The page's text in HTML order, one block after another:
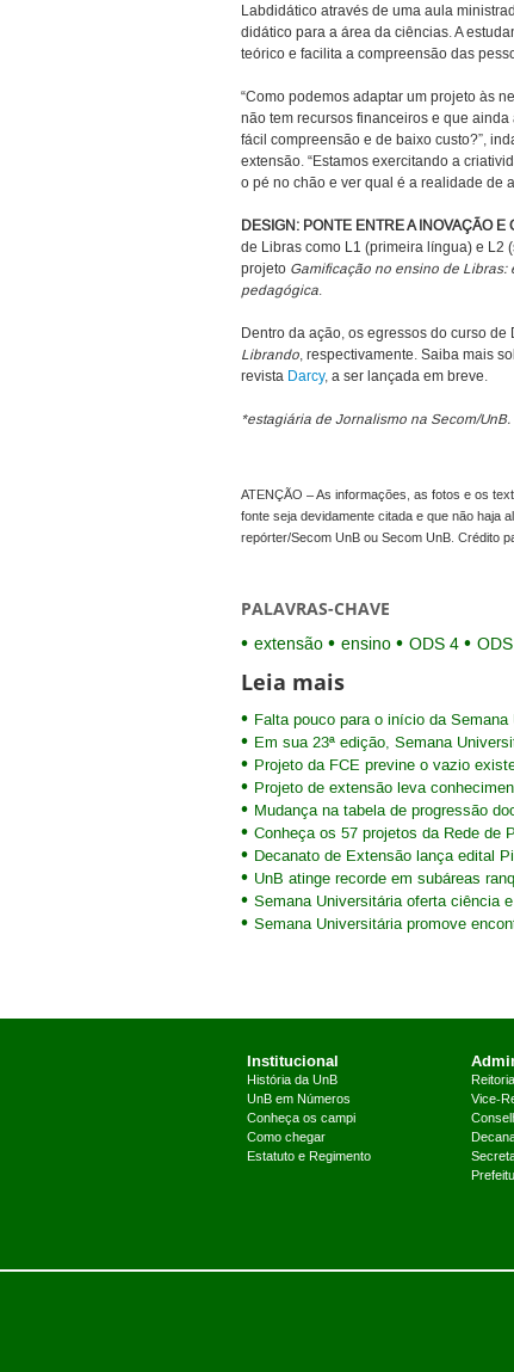
Labdidático através de uma aula
didático para a área da ciências. A
teórico e facilita a compreensão das
“Como podemos adaptar um projeto às
não tem recursos financeiros e que
fácil compreensão e de baixo custo?”,
extensão. “Estamos exercitando a
o pé no chão e ver qual é a realidade de
DESIGN: PONTE ENTRE A INOVAÇÃO E
de Libras como L1 (primeira língua) e L2
projeto Gamificação no ensino de
pedagógica.
Dentro da ação, os egressos do curso
Librando, respectivamente. Saiba mais
revista Darcy, a ser lançada em breve.
*estagiária de Jornalismo na Secom/UnB.
ATENÇÃO – As informações, as fotos e os
fonte seja devidamente citada e que não haja
repórter/Secom UnB ou Secom UnB. Crédito
PALAVRAS-CHAVE
extensão ensino ODS 4
Leia mais
Falta pouco para o início da Semana
Em sua 23ª edição, Semana
Projeto da FCE previne o vazio
Projeto de extensão leva
Mudança na tabela de progressão
Conheça os 57 projetos da Rede de
Decanato de Extensão lança edital
UnB atinge recorde em subáreas
Semana Universitária oferta ciência
Semana Universitária promove
Institucional
História da UnB
UnB em Números
Conheça os campi
Como chegar
Estatuto e Regimento
Reitoria
Vice-